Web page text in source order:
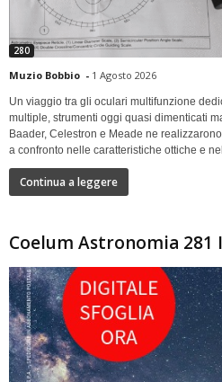
280
Muzio Bobbio - 1 Agosto 2026
Un viaggio tra gli oculari multifunzione
multiple, strumenti oggi quasi dimenticati
Baader, Celestron e Meade ne
a confronto nelle caratteristiche ottiche e
Continua a leggere
Coelum Astronomia 281